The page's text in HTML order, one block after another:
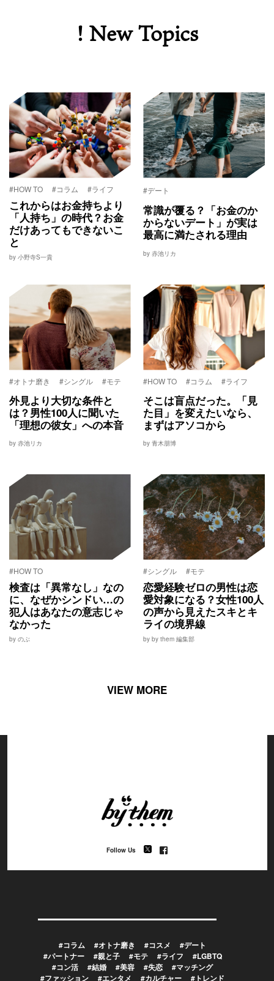
! New Topics
#HOW TO #コラム #ライフ
これからはお金持ちより
「人持ち」の時代？お金
だけあってもできないこ
と
by 小野寺S一貴
#デート
常識が覆る？「お金のか
からないデート」が実は
最高に満たされる理由
by 赤池リカ
#オトナ磨き #シングル #モテ
外見より大切な条件と
は？男性100人に聞いた
「理想の彼女」への本音
by 赤池リカ
#HOW TO #コラム #ライフ
そこは盲点だった。「見
た目」を変えたいなら、
まずはアソコから
by 青木朋博
#HOW TO
検査は「異常なし」なの
に、なぜかシンドい…の
犯人はあなたの意志じゃ
なかった
by のぶ
#シングル #モテ
恋愛経験ゼロの男性は恋
愛対象になる？女性100人
の声から見えたスキとキ
ライの境界線
by by them 編集部
VIEW MORE
Follow Us
#コラム #オトナ磨き #コスメ
#デート
#パートナー
#親と子 #モテ #ライフ
#LGBTQ
#コン活
#結婚 #美容 #失恋
#マッチング
#ファッション
#エンタメ #カルチャー #トレンド